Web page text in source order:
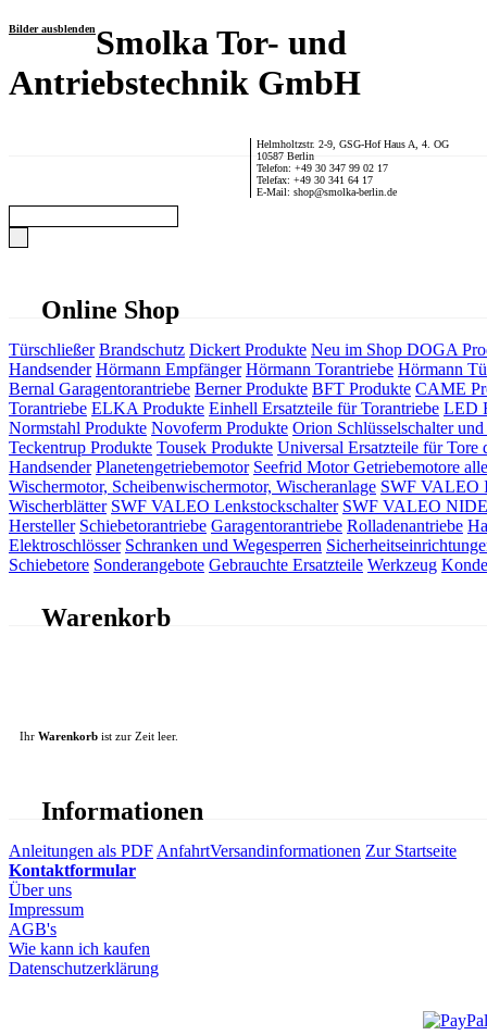
Bilder ausblendenSmolka Tor- und
Antriebstechnik GmbH
Helmholtzstr. 2-9, GSG-Hof Haus A, 4. OG
10587 Berlin
Telefon: +49 30 347 99 02 17
Telefax: +49 30 341 64 17
E-Mail: shop@smolka-berlin.de
Online Shop
Türschließer Brandschutz Dickert Produkte Neu im Shop DOGA
Handsender Hörmann Empfänger Hörmann Torantriebe Hörmann
Bernal Garagentorantriebe Berner Produkte BFT Produkte CAME
Torantriebe ELKA Produkte Einhell Ersatzteile für Torantriebe LED
Normstahl Produkte Novoferm Produkte Orion Schlüsselschalter und
Teckentrup Produkte Tousek Produkte Universal Ersatzteile für Tore
Handsender Planetengetriebemotor Seefrid Motor Getriebemotore
Wischermotor, Scheibenwischermotor, Wischeranlage SWF VALEO
Wischerblätter SWF VALEO Lenkstockschalter SWF VALEO
Hersteller Schiebetorantriebe Garagentorantriebe Rolladenantriebe
Elektroschlösser Schranken und Wegesperren
Schiebetore Sonderangebote Gebrauchte Ersatzteile Werkzeug
Warenkorb
Ihr Warenkorb ist zur Zeit leer.
Informationen
Anleitungen als PDF AnfahrtVersandinformationen Zur Startseite
Kontaktformular
Über uns
Impressum
AGB's
Wie kann ich kaufen
Datenschutzerklärung